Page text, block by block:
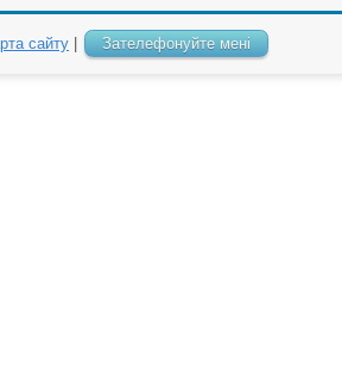
сайту Зателефонуйте мені